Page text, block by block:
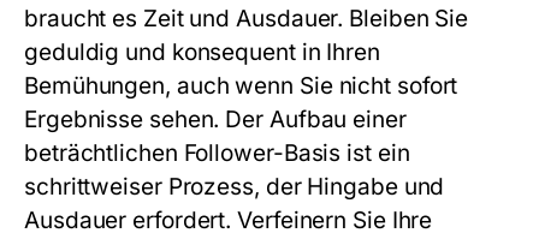
braucht es Zeit und Ausdauer. Bleiben Sie
geduldig und konsequent in Ihren
Bemühungen, auch wenn Sie nicht sofort
Ergebnisse sehen. Der Aufbau einer
beträchtlichen Follower-Basis ist ein
schrittweiser Prozess, der Hingabe und
Ausdauer erfordert. Verfeinern Sie Ihre